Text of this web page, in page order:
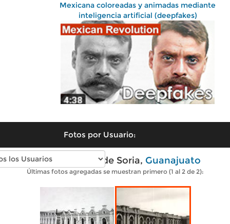
Mexicana coloreadas y animadas mediante
inteligencia artificial (deepfakes)
Fotos por Usuario:
Fotos antiguas de Soria, Guanajuato
Últimas fotos agregadas se muestran primero (1 al 2 de 2):